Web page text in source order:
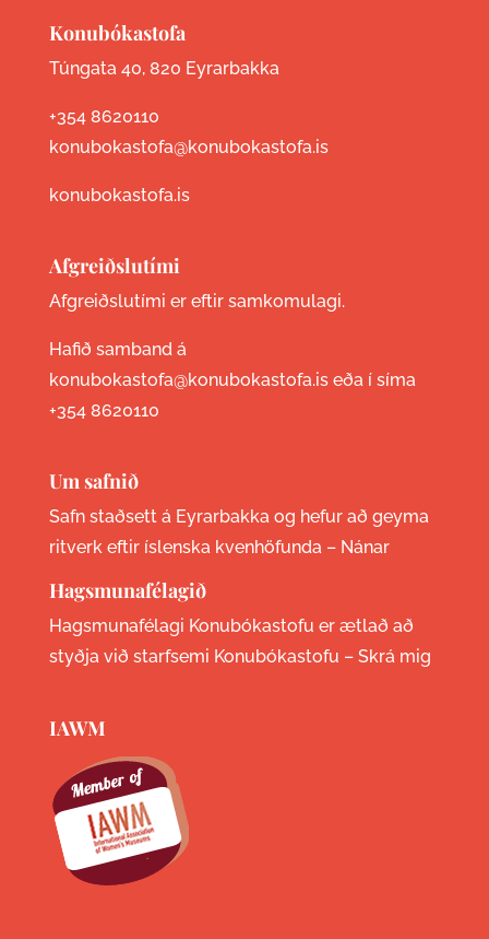
Konubókastofa
Túngata 40, 820 Eyrarbakka
+354 8620110
konubokastofa@konubokastofa.is
konubokastofa.is
Afgreiðslutími
Afgreiðslutími er eftir samkomulagi.
Hafið samband á
konubokastofa@konubokastofa.is eða í síma
+354 8620110
Um safnið
Safn staðsett á Eyrarbakka og hefur að geyma
ritverk eftir íslenska kvenhöfunda – Nánar
Hagsmunafélagið
Hagsmunafélagi Konubókastofu er ætlað að
styðja við starfsemi Konubókastofu – Skrá mig
IAWM